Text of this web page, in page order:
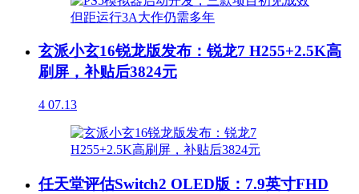
玄派小玄16锐龙版发布：锐龙7 H255+2.5K高
刷屏，补贴后3824元
4 07.13
任天堂评估Switch2 OLED版：7.9英寸FHD